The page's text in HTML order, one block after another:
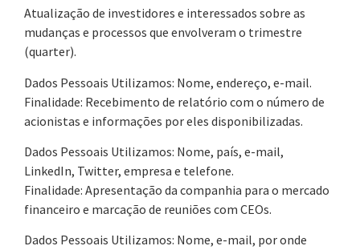
Atualização de investidores e interessados sobre as
mudanças e processos que envolveram o trimestre
(quarter).
Dados Pessoais Utilizamos: Nome, endereço, e-mail.
Finalidade: Recebimento de relatório com o número de
acionistas e informações por eles disponibilizadas.
Dados Pessoais Utilizamos: Nome, país, e-mail,
LinkedIn, Twitter, empresa e telefone.
Finalidade: Apresentação da companhia para o mercado
financeiro e marcação de reuniões com CEOs.
Dados Pessoais Utilizamos: Nome, e-mail, por onde